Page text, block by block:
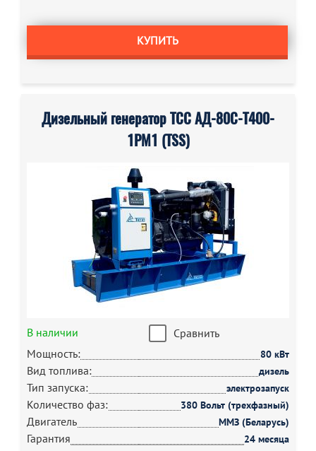
КУПИТЬ
Дизельный генератор ТСС АД-80С-Т400-
1РМ1 (TSS)
В наличии
Сравнить
Мощность:
80 кВт
Вид топлива: дизель
Тип запуска: электрозапуск
Количество фаз: 380 Вольт (трехфазный)
Двигатель ММЗ (Беларусь)
Гарантия 24 месяца